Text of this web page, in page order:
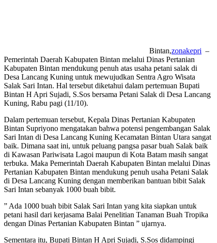
Bintan,zonakepri –
Pemerintah Daerah Kabupaten Bintan melalui Dinas Pertanian
Kabupaten Bintan mendukung penuh atas usaha petani salak di
Desa Lancang Kuning untuk mewujudkan Sentra Agro Wisata
Salak Sari Intan. Hal tersebut diketahui dalam pertemuan Bupati
Bintan H Apri Sujadi, S.Sos bersama Petani Salak di Desa Lancang
Kuning, Rabu pagi (11/10).
Dalam pertemuan tersebut, Kepala Dinas Pertanian Kabupaten
Bintan Supriyono mengatakan bahwa potensi pengembangan Salak
Sari Intan di Desa Lancang Kuning Kecamatan Bintan Utara sangat
baik. Dimana saat ini, untuk peluang pangsa pasar buah Salak baik
di Kawasan Pariwisata Lagoi maupun di Kota Batam masih sangat
terbuka. Maka Pemerintah Daerah Kabupaten Bintan melalui Dinas
Pertanian Kabupaten Bintan mendukung penuh usaha Petani Salak
di Desa Lancang Kuning dengan memberikan bantuan bibit Salak
Sari Intan sebanyak 1000 buah bibit.
” Ada 1000 buah bibit Salak Sari Intan yang kita siapkan untuk
petani hasil dari kerjasama Balai Penelitian Tanaman Buah Tropika
dengan Dinas Pertanian Kabupaten Bintan ” ujarnya.
Sementara itu, Bupati Bintan H Apri Sujadi, S.Sos didampingi